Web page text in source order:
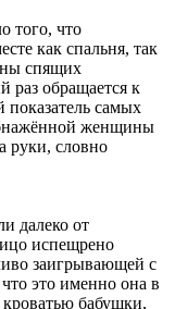
того, что
как спальня, так
спящих
раз обращается к
показатель самых
женщины
руки, словно
далеко от
испещрено
заигрывающей с
это именно она в
бабушки,